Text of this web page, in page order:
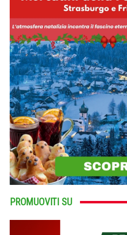
PROMUOVITI SU